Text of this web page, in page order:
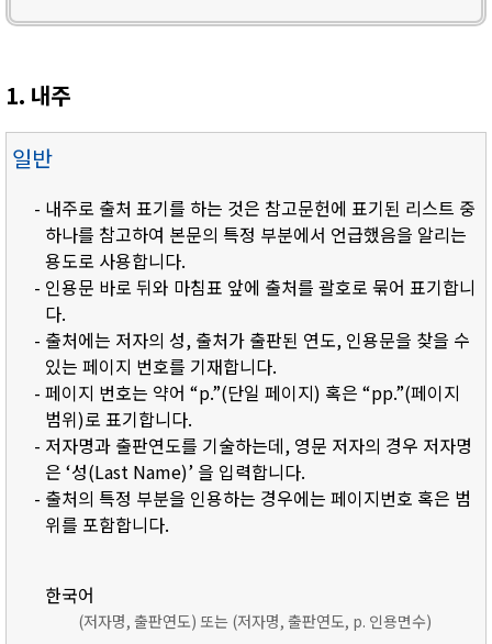
1. 내주
일반
- 내주로 출처 표기를 하는 것은 참고문헌에 표기된 리스트 중
하나를 참고하여 본문의 특정 부분에서 언급했음을 알리는
용도로 사용합니다.
- 인용문 바로 뒤와 마침표 앞에 출처를 괄호로 묶어 표기합니
다.
- 출처에는 저자의 성, 출처가 출판된 연도, 인용문을 찾을 수
있는 페이지 번호를 기재합니다.
- 페이지 번호는 약어 “p.”(단일 페이지) 혹은 “pp.”(페이지
범위)로 표기합니다.
- 저자명과 출판연도를 기술하는데, 영문 저자의 경우 저자명
은 ‘성(Last Name)’ 을 입력합니다.
- 출처의 특정 부분을 인용하는 경우에는 페이지번호 혹은 범
위를 포함합니다.
한국어
(저자명, 출판연도) 또는 (저자명, 출판연도, p. 인용면수)